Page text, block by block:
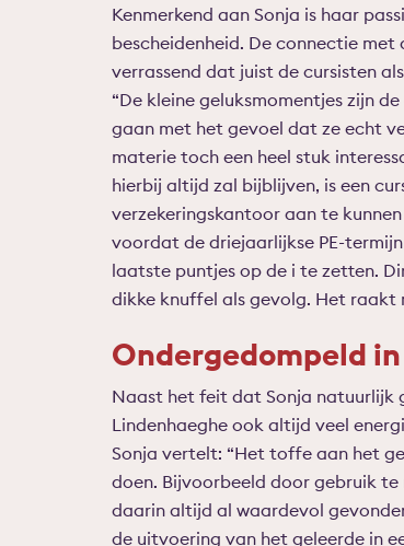
Kenmerkend aan Sonja is haar
bescheidenheid. De connectie
verrassend dat juist de cursisten
“De kleine geluksmomentjes zijn
gaan met het gevoel dat ze echt
materie toch een heel stuk
hierbij altijd zal bijblijven, is een
verzekeringskantoor aan te
voordat de driejaarlijkse PE-
laatste puntjes op de i te zetten.
dikke knuffel als gevolg. Het raakt
Ondergedompeld
Naast het feit dat Sonja natuurlijk
Lindenhaeghe ook altijd veel
Sonja vertelt: “Het toffe aan het
doen. Bijvoorbeeld door gebruik te
daarin altijd al waardevol
de uitvoering van het geleerde in